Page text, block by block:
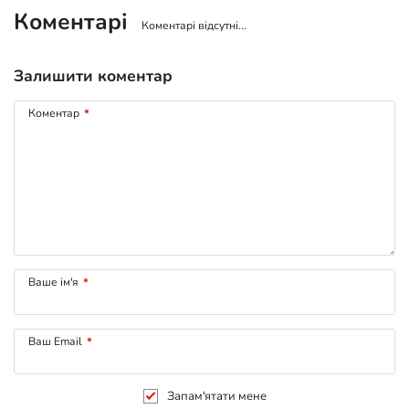
Коментарі Коментарі відсутні...
Залишити коментар
Коментар *
Ваше ім'я *
Ваш Email *
Запам'ятати мене